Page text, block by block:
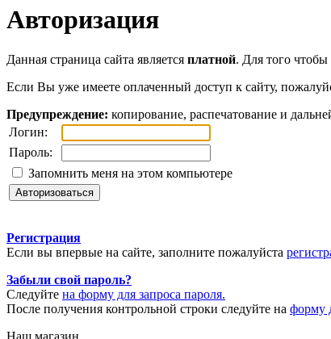
Авторизация
Данная страница сайта является платной. Для того чтобы
Если Вы уже имеете оплаченный доступ к сайту,
Предупреждение: копирование, распечатование и
Логин:
Пароль:
Запомнить меня на этом компьютере
Регистрация
Если вы впервые на сайте, заполните пожалуйста
Забыли свой пароль?
Следуйте на форму для запроса пароля.
После получения контрольной строки следуйте на форму
Наш магазин